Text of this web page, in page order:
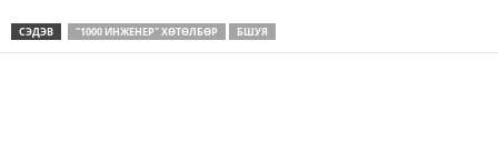
СЭДЭВ "1000 ИНЖЕНЕР" ХӨТӨЛБӨР БШУЯ